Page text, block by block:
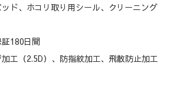
ッド、ホコリ取り用シール、クリーニング
証180日間
加工（2.5D）、防指紋加工、飛散防止加工